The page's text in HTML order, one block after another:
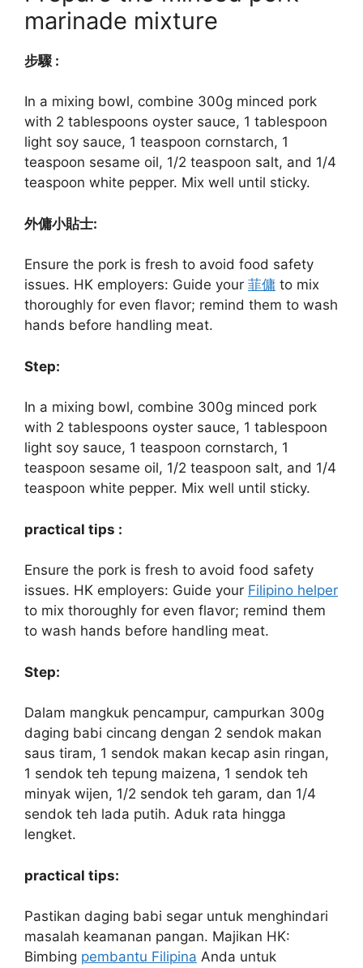
marinade mixture
步驟 :
In a mixing bowl, combine 300g minced pork
with 2 tablespoons oyster sauce, 1 tablespoon
light soy sauce, 1 teaspoon cornstarch, 1
teaspoon sesame oil, 1/2 teaspoon salt, and 1/4
teaspoon white pepper. Mix well until sticky.
外傭小貼士:
Ensure the pork is fresh to avoid food safety
issues. HK employers: Guide your 菲傭 to mix
thoroughly for even flavor; remind them to wash
hands before handling meat.
Step:
In a mixing bowl, combine 300g minced pork
with 2 tablespoons oyster sauce, 1 tablespoon
light soy sauce, 1 teaspoon cornstarch, 1
teaspoon sesame oil, 1/2 teaspoon salt, and 1/4
teaspoon white pepper. Mix well until sticky.
practical tips :
Ensure the pork is fresh to avoid food safety
issues. HK employers: Guide your Filipino helper
to mix thoroughly for even flavor; remind them
to wash hands before handling meat.
Step:
Dalam mangkuk pencampur, campurkan 300g
daging babi cincang dengan 2 sendok makan
saus tiram, 1 sendok makan kecap asin ringan,
1 sendok teh tepung maizena, 1 sendok teh
minyak wijen, 1/2 sendok teh garam, dan 1/4
sendok teh lada putih. Aduk rata hingga
lengket.
practical tips:
Pastikan daging babi segar untuk menghindari
masalah keamanan pangan. Majikan HK:
Bimbing pembantu Filipina Anda untuk